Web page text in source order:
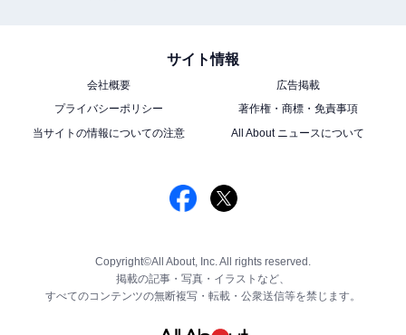
サイト情報
会社概要
広告掲載
プライバシーポリシー
著作権・商標・免責事項
当サイトの情報についての注意
All About ニュースについて
Copyright©All About, Inc. All rights reserved.
掲載の記事・写真・イラストなど、
すべてのコンテンツの無断複写・転載・公衆送信等を禁じます。